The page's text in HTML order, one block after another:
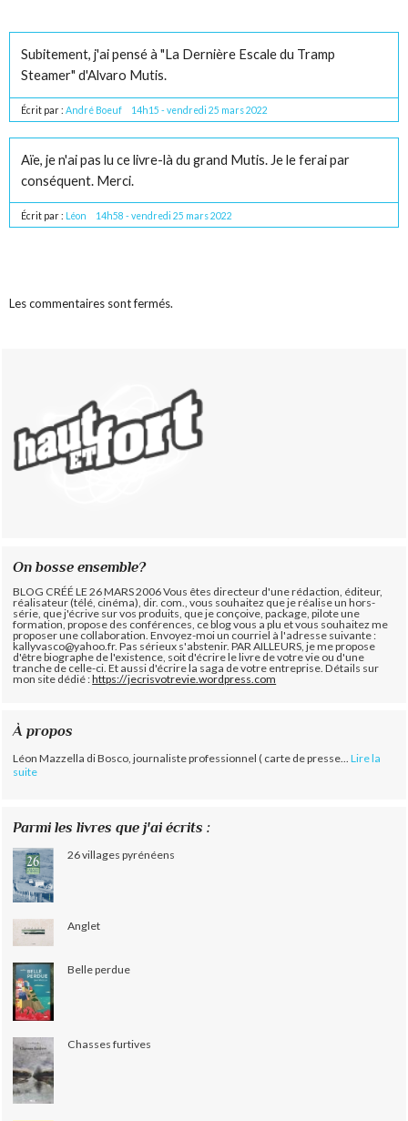
Subitement, j'ai pensé à "La Dernière Escale du Tramp
Steamer" d'Alvaro Mutis.
Écrit par :André Boeuf 14h15 -vendredi 25 mars 2022
Aïe, je n'ai pas lu ce livre-là du grand Mutis. Je le ferai par
conséquent. Merci.
Écrit par : Léon 14h58 -vendredi 25 mars 2022
Les commentaires sont fermés.
On bosse ensemble?
BLOG CRÉÉ LE 26 MARS 2006 Vous êtes directeur d'une rédaction, éditeur,
réalisateur (télé, cinéma), dir. com., vous souhaitez que je réalise un hors-
série, que j'écrive sur vos produits, que je conçoive, package, pilote une
formation, propose des conférences, ce blog vous a plu et vous souhaitez me
proposer une collaboration. Envoyez-moi un courriel à l'adresse suivante :
kallyvasco@yahoo.fr. Pas sérieux s'abstenir. PAR AILLEURS, je me propose
d'être biographe de l'existence, soit d'écrire le livre de votre vie ou d'une
tranche de celle-ci. Et aussi d'écrire la saga de votre entreprise. Détails sur
mon site dédié :https://jecrisvotrevie.wordpress.com
À propos
Léon Mazzella di Bosco, journaliste professionnel ( carte de presse... Lire la
suite
Parmi les livres que j'ai écrits :
26 villages pyrénéens
Anglet
Belle perdue
Chasses furtives